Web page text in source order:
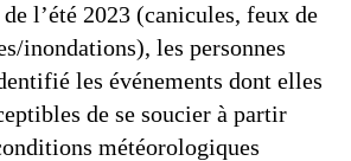
l’été 2023 (canicules, feux de
inondations), les personnes
les événements dont elles
de se soucier à partir
météorologiques